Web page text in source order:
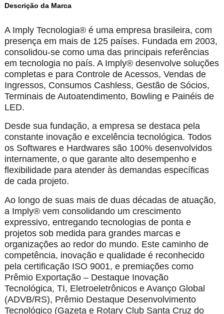
Descrição da Marca
A Imply Tecnologia® é uma empresa brasileira, com
presença em mais de 125 países. Fundada em 2003,
consolidou-se como uma das principais referências
em tecnologia no país. A Imply® desenvolve soluções
completas e para Controle de Acessos, Vendas de
Ingressos, Consumos Cashless, Gestão de Sócios,
Terminais de Autoatendimento, Bowling e Painéis de
LED.
Desde sua fundação, a empresa se destaca pela
constante inovação e excelência tecnológica. Todos
os Softwares e Hardwares são 100% desenvolvidos
internamente, o que garante alto desempenho e
flexibilidade para atender às demandas específicas
de cada projeto.
Ao longo de suas mais de duas décadas de atuação,
a Imply® vem consolidando um crescimento
expressivo, entregando tecnologias de ponta e
projetos sob medida para grandes marcas e
organizações ao redor do mundo. Este caminho de
competência, inovação e qualidade é reconhecido
pela certificação ISO 9001, e premiações como
Prêmio Exportação – Destaque Inovação
Tecnológica, TI, Eletroeletrônicos e Avanço Global
(ADVB/RS), Prêmio Destaque Desenvolvimento
Tecnológico (Gazeta e Rotary Club Santa Cruz do